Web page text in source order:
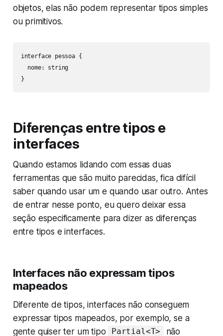
objetos, elas não podem representar tipos simples
ou primitivos.
interface pessoa {
  nome: string
}
Diferenças entre tipos e
interfaces
Quando estamos lidando com essas duas
ferramentas que são muito parecidas, fica difícil
saber quando usar um e quando usar outro. Antes
de entrar nesse ponto, eu quero deixar essa
seção especificamente para dizer as diferenças
entre tipos e interfaces.
Interfaces não expressam tipos
mapeados
Diferente de tipos, interfaces não conseguem
expressar tipos mapeados, por exemplo, se a
gente quiser ter um tipo
Partial<T> não